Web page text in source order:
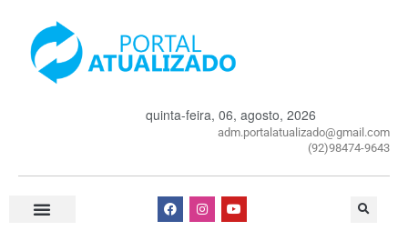
quinta-feira, 06, agosto, 2026
adm.portalatualizado@gmail.com
(92)98474-9643